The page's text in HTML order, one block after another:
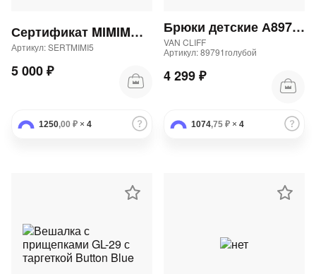
Сертификат MIMIMODA 5000 р.
Артикул: SERTMIMI5
5 000 ₽
1250,00 ₽ × 4
Брюки детские А89791 "Аларо блю юниор" 82Бр
VAN CLIFF
Артикул: 89791голубой
4 299 ₽
1074,75 ₽ × 4